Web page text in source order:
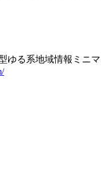
る系地域情報ミニ